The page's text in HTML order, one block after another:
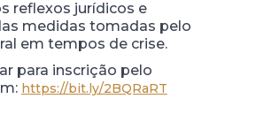
reflexos jurídicos e
medidas tomadas pelo
em tempos de crise.
para inscrição pelo
https://bit.ly/2BQRaRT